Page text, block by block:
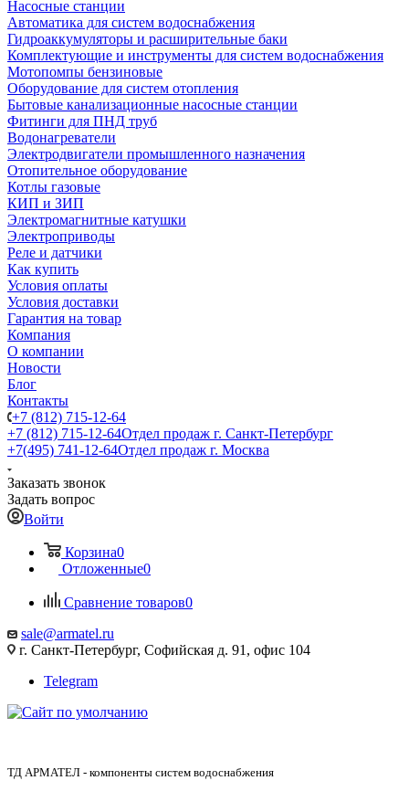
Насосные станции
Автоматика для систем водоснабжения
Гидроаккумуляторы и расширительные баки
Комплектующие и инструменты для систем водоснабжения
Мотопомпы бензиновые
Оборудование для систем отопления
Бытовые канализационные насосные станции
Фитинги для ПНД труб
Водонагреватели
Электродвигатели промышленного назначения
Отопительное оборудование
Котлы газовые
КИП и ЗИП
Электромагнитные катушки
Электроприводы
Реле и датчики
Как купить
Условия оплаты
Условия доставки
Гарантия на товар
Компания
О компании
Новости
Блог
Контакты
+7 (812) 715-12-64
+7 (812) 715-12-64Отдел продаж г. Санкт-Петербург
+7(495) 741-12-64Отдел продаж г. Москва
Заказать звонок
Задать вопрос
Войти
Корзина0
Отложенные0
Сравнение товаров0
sale@armatel.ru
г. Санкт-Петербург, Софийская д. 91, офис 104
Telegram
ТД АРМАТЕЛ - компоненты систем водоснабжения